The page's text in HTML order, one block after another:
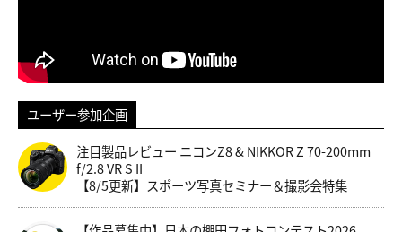
ユーザー参加企画
注目製品レビュー ニコンZ8 & NIKKOR Z 70-200mm
f/2.8 VR S II
【8/5更新】スポーツ写真セミナー＆撮影会特集